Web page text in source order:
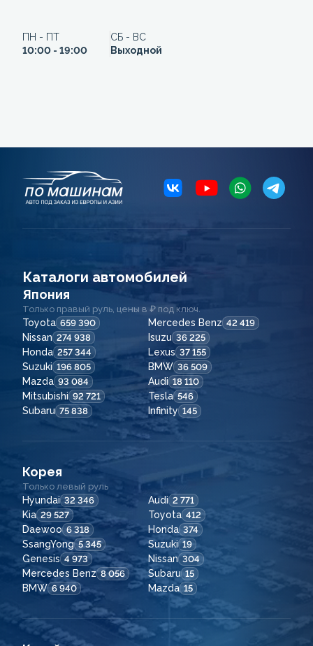
ПН - ПТ
10:00 - 19:00
СБ - ВС
Выходной
Каталоги автомобилей
Япония
Только правый руль, цены в ₽ под ключ.
Toyota 659 390 Mercedes Benz 42 419
Nissan 274 938 Isuzu 36 225
Honda 257 344 Lexus 37 155
Suzuki 196 805 BMW 36 509
Mazda 93 084 Audi 18 110
Mitsubishi 92 721 Tesla 546
Subaru 75 838 Infinity 145
Корея
Только левый руль
Hyundai 32 346 Audi 2 771
Kia 29 527 Toyota 412
Daewoo 6 318 Honda 374
SsangYong 5 345 Suzuki 19
Genesis 4 973 Nissan 304
Mercedes Benz 8 056 Subaru 15
BMW 6 940 Mazda 15